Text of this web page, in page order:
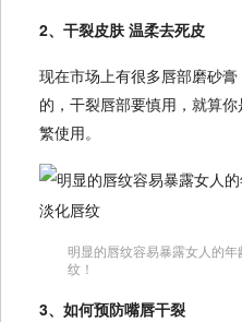
2、干裂皮肤 温柔去死皮
现在市场上有很多唇部磨砂
的，干裂唇部要慎用，就算
繁使用。
明显的唇纹容易暴露女人的
纹！
3、如何预防嘴唇干裂